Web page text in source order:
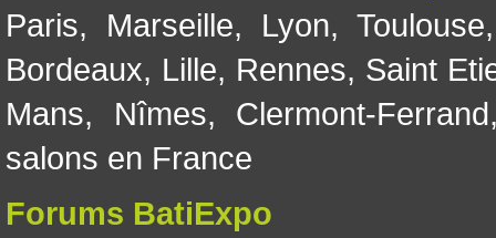
Paris, Marseille, Lyon, Toulouse
Bordeaux, Lille, Rennes, Saint
Mans, Nîmes, Clermont-Ferrand
salons en France
Forums BatiExpo